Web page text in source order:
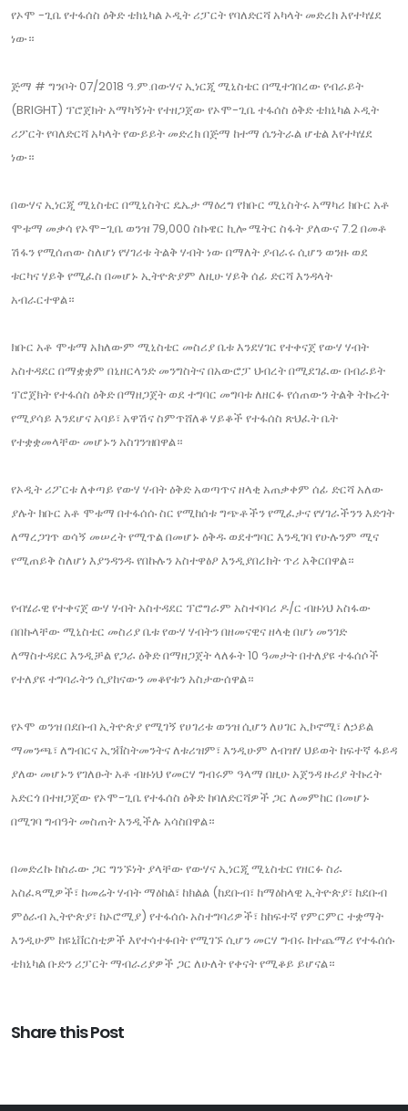
የኦሞ -ጊቤ የተፋሰስ ዕቅድ ቴክኒካል ኦዲት ሪፓርት የባለድርሻ አካላት መድረክ እየተካሄደ
ነው።
ጅማ # ግንቦት 07/2018 ዓ.ም.በውሃና ኢነርጂ ሚኒስቴር በሚተገበረው የብራይት
(BRIGHT) ፕሮጀክት አማካኝነት የተዘጋጀው የኦሞ-ጊቤ ተፋሰስ ዕቅድ ቴክኒካል ኦዲት
ሪፖርት የባለድርሻ አካላት የውይይት መድረክ በጅማ ከተማ ሴንትራል ሆቴል እየተካሄደ
ነው።
በውሃና ኢነርጂ ሚኒስቴር በሚኒስትር ዴኤታ ማዕረግ የክቡር ሚኒስትሩ አማካሪ ክቡር አቶ
ሞቱማ መቃሳ የኦሞ-ጊቤ ወንዝ 79,000 ስኩዌር ኪሎ ሜትር ስፋት ያለውና 7.2 በመቶ
ሽፋን የሚሰጠው ስለሆነ የሃገሪቱ ትልቅ ሃብት ነው በማለት ያብራሩ ሲሆን ወንዙ ወደ
ቱርካና ሃይቅ የሚፈስ በመሆኑ ኢትዮጵያም ለዚሁ ሃይቅ ሰፊ ድርሻ እንዳላት
አብራርተዋል።
ክቡር አቶ ሞቱማ አክለውም ሚኒስቴር መስሪያ ቤቱ እንደሃገር የተቀናጀ የውሃ ሃብት
አስተዳደር በማቋቋም በኒዘርላንድ መንግስትና በአውሮፓ ህብረት በሚደገፈው በብራይት
ፕሮጀክት የተፋሰስ ዕቅድ በማዘጋጀት ወደ ተግባር መግባቱ ለዘርፉ የሰጠውን ትልቅ ትኩረት
የሚያሳይ እንደሆና አባይ፣ አዋሽና ስምጥሸለቆ ሃይቆች የተፋሰስ ጽህፈት ቤት
የተቋቋመላቸው መሆኑን አስገንዝበዋል።
የኦዲት ሪፖርቱ ለቀጣይ የውሃ ሃብት ዕቅድ አወጣጥና ዘላቂ አጠቃቀም ሰፊ ድርሻ አለው
ያሉት ክቡር አቶ ሞቱማ በተፋሰሱ ስር የሚከሰቱ ግጭቶችን የሚፈታና የሃገራችንን እድገት
ለማረጋገጥ ወሳኝ መሠረት የሚጥል በመሆኑ ዕቅዱ ወደተግባር እንዲገባ የሁሉንም ሚና
የሚጠይቅ ስለሆነ እያንዳንዱ የበኩሉን አስተዋፅዖ እንዲያበረክት ጥሪ አቅርበዋል።
የብሄራዊ የተቀናጀ ውሃ ሃብት አስተዳደር ፕሮግራም አስተባባሪ ዶ/ር ብዙነህ አስፋው
በበኩላቸው ሚኒስቴር መስሪያ ቤቱ የውሃ ሃብትን በዘመናዊና ዘላቂ በሆነ መንገድ
ለማስተዳደር እንዲቻል የጋራ ዕቅድ በማዘጋጀት ላለፉት 10 ዓመታት በተለያዩ ተፋሰሶች
የተለያዩ ተግባራትን ሲያከናውን መቆየቱን አስታውሰዋል።
የኦሞ ወንዝ በደቡብ ኢትዮጵያ የሚገኝ የሀገሪቱ ወንዝ ሲሆን ለሀገር ኢኮኖሚ፣ ለኃይል
ማመንጫ፣ ለግብርና ኢንቨስትመንትና ለቱሪዝም፣ እንዲሁም ለብዝሃ ህይወት ከፍተኛ ፋይዳ
ያለው መሆኑን የገለፁት አቶ ብዙነህ የመርሃ ግብሩም ዓላማ በዚሁ አጀንዳ ዙሪያ ትኩረት
አድርጎ በተዘጋጀው የኦሞ-ጊቤ የተፋሰስ ዕቅድ ከባለድርሻዎች ጋር ለመምከር በመሆኑ
በሚገባ ግብዓት መስጠት እንዲችሉ አሳስበዋል።
በመድረኩ ከስራው ጋር ግንኙነት ያላቸው የውሃና ኢነርጂ ሚኒስቴር የዘርፉ ስራ
አስፈጻሚዎች፣ ከመሬት ሃብት ማዕከል፣ ከክልል (ከደቡብ፣ ከማዕከላዊ ኢትዮጵያ፣ ከደቡብ
ምዕራብ ኢትዮጵያ፣ ከኦሮሚያ) የተፋሰሱ አስተግባሪዎች፣ ከከፍተኛ የምርምር ተቋማት
እንዲሁም ከዩኒቨርስቲዎች እየተሳተፉበት የሚገኙ ሲሆን መርሃ ግብሩ ከተጨማሪ የተፋሰሱ
ቴክኒካል ቡድን ሪፓርት ማብራሪያዎች ጋር ለሁለት የቀናት የሚቆይ ይሆናል።
Share this Post